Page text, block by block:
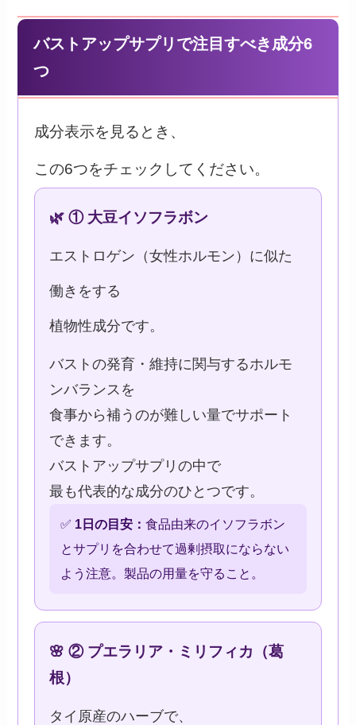
バストアップサプリで注目すべき成分6
つ
成分表示を見るとき、
この6つをチェックしてください。
🌿 ① 大豆イソフラボン
エストロゲン（女性ホルモン）に似た
働きをする
植物性成分です。
バストの発育・維持に関与するホルモ
ンバランスを
食事から補うのが難しい量でサポート
できます。
バストアップサプリの中で
最も代表的な成分のひとつです。
✅ 1日の目安：食品由来のイソフラボン
とサプリを合わせて過剰摂取にならない
よう注意。製品の用量を守ること。
🌸 ② プエラリア・ミリフィカ（葛
根）
タイ原産のハーブで、